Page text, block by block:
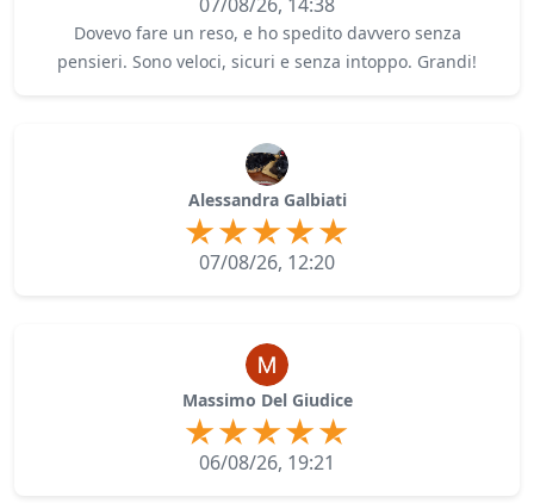
07/08/26, 14:38
Dovevo fare un reso, e ho spedito davvero senza
pensieri. Sono veloci, sicuri e senza intoppo. Grandi!
Alessandra Galbiati
07/08/26, 12:20
Massimo Del Giudice
06/08/26, 19:21